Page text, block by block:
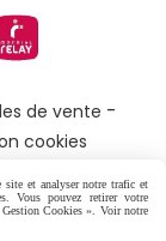
de vente
cookies
site et analyser notre trafic et
Vous pouvez retirer votre
Cookies ». Voir notre